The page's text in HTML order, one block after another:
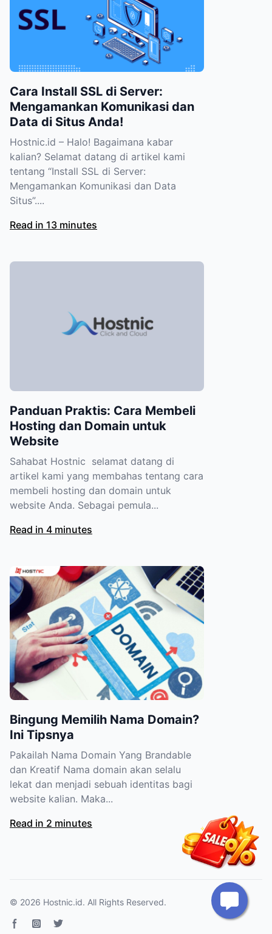
Cara Install SSL di Server:
Mengamankan Komunikasi dan
Data di Situs Anda!
Hostnic.id – Halo! Bagaimana kabar
kalian? Selamat datang di artikel kami
tentang “Install SSL di Server:
Mengamankan Komunikasi dan Data
Situs”....
Read in 13 minutes
Panduan Praktis: Cara Membeli
Hosting dan Domain untuk
Website
Sahabat Hostnic selamat datang di
artikel kami yang membahas tentang cara
membeli hosting dan domain untuk
website Anda. Sebagai pemula...
Read in 4 minutes
Bingung Memilih Nama Domain?
Ini Tipsnya
Pakailah Nama Domain Yang Brandable
dan Kreatif Nama domain akan selalu
lekat dan menjadi sebuah identitas bagi
website kalian. Maka...
Read in 2 minutes
© 2026 Hostnic.id. All Rights Reserved.